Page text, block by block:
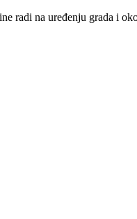
radi na uređenju grada i